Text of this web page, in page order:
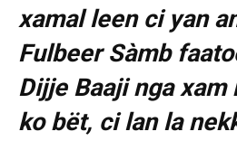
xamal leen ci yan
Fulbeer Sàmb
Dijje Baaji nga xam
ko bët, ci lan la